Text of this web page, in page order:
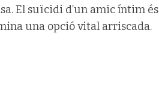
El suïcidi d’un amic íntim és
una opció vital arriscada.